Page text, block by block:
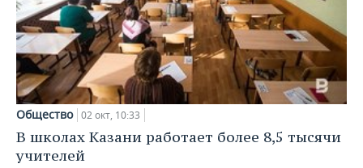
Общество 02 окт, 10:33
В школах Казани работает более 8,5 тысячи
учителей